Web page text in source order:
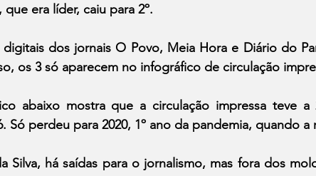
que era líder, caiu para 2º.
digitais dos jornais O Povo, Meia Hora e Diário do
os 3 só aparecem no infográfico de circulação
abaixo mostra que a circulação impressa teve a
Só perdeu para 2020, 1º ano da pandemia, quando a
Silva, há saídas para o jornalismo, mas fora dos